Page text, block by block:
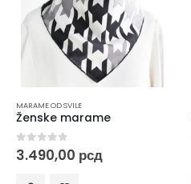
MARAME OD SVILE
Ženske marame
0out of 5
3.490,00 рсд